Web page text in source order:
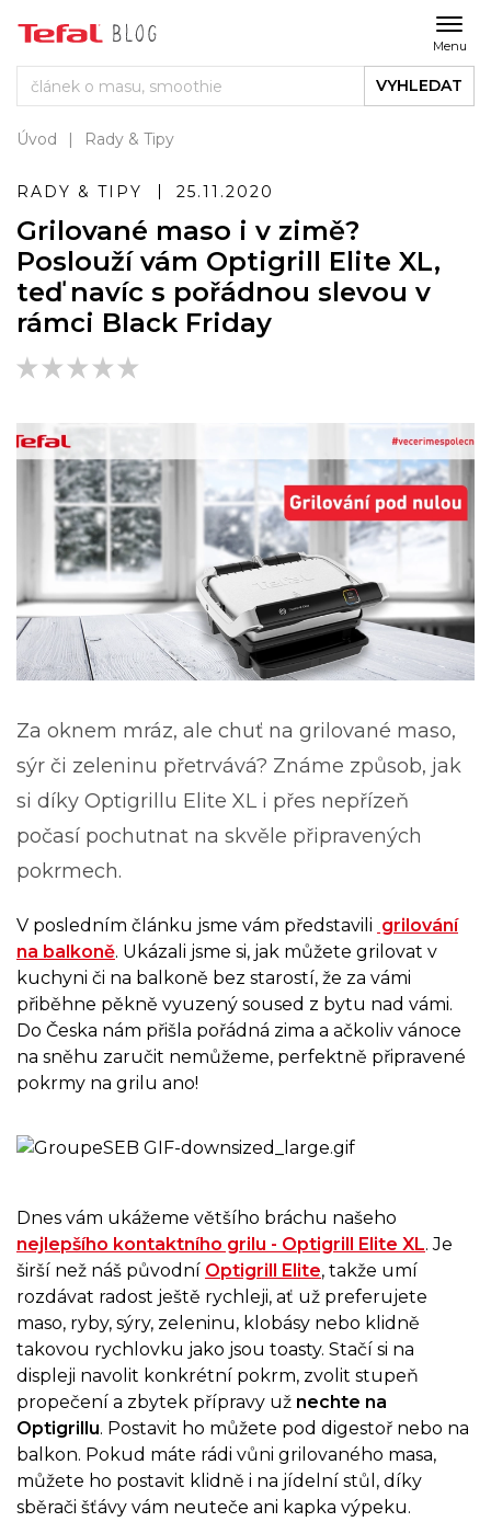
Menu
VYHLEDAT
Úvod Rady & Tipy
RADY & TIPY 25.11.2020
Grilované maso i v zimě?
Poslouží vám Optigrill Elite XL,
teď navíc s pořádnou slevou v
rámci Black Friday
Za oknem mráz, ale chuť na grilované maso,
sýr či zeleninu přetrvává? Známe způsob, jak
si díky Optigrillu Elite XL i přes nepřízeň
počasí pochutnat na skvěle připravených
pokrmech.
V posledním článku jsme vám představili grilování
na balkoně. Ukázali jsme si, jak můžete grilovat v
kuchyni či na balkoně bez starostí, že za vámi
přiběhne pěkně vyuzený soused z bytu nad vámi.
Do Česka nám přišla pořádná zima a ačkoliv vánoce
na sněhu zaručit nemůžeme, perfektně připravené
pokrmy na grilu ano!
Dnes vám ukážeme většího bráchu našeho
nejlepšího kontaktního grilu - Optigrill Elite XL. Je
širší než náš původní Optigrill Elite, takže umí
rozdávat radost ještě rychleji, ať už preferujete
maso, ryby, sýry, zeleninu, klobásy nebo klidně
takovou rychlovku jako jsou toasty. Stačí si na
displeji navolit konkrétní pokrm, zvolit stupeň
propečení a zbytek přípravy už nechte na
Optigrillu. Postavit ho můžete pod digestoř nebo na
balkon. Pokud máte rádi vůni grilovaného masa,
můžete ho postavit klidně i na jídelní stůl, díky
sběrači šťávy vám neuteče ani kapka výpeku.